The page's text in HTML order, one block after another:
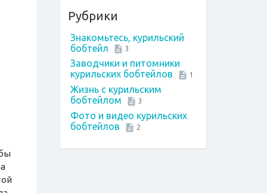
Рубрики
Знакомьтесь, курильский
бобтейл
3
Заводчики и питомники
курильских бобтейлов
1
Жизнь с курильским
бобтейлом
3
Фото и видео курильских
бобтейлов
2